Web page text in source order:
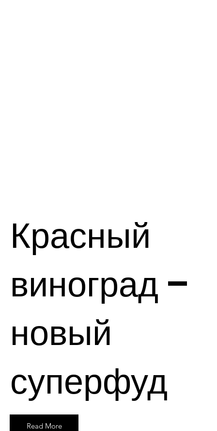
Красный
виноград –
новый
суперфуд
Read More